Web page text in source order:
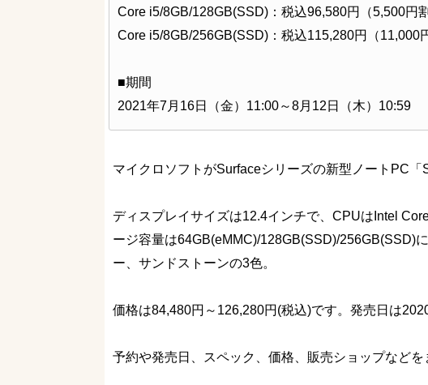
Core i5/8GB/128GB(SSD)：税込96,580円（5,500円割
Core i5/8GB/256GB(SSD)：税込115,280円（11,000
■期間
2021年7月16日（金）11:00～8月12日（木）10:59
マイクロソフトがSurfaceシリーズの新型ノートPC「
ディスプレイサイズは12.4インチで、CPUはIntel
ージ容量は64GB(eMMC)/128GB(SSD)/256GB(SSD)
ー、サンドストーンの3色。
価格は84,480円～126,280円(税込)です。発売日は
予約や発売日、スペック、価格、販売ショップなどを